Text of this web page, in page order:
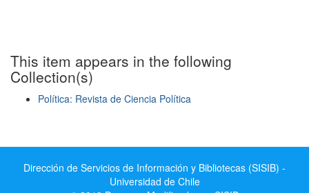
This item appears in the following
Collection(s)
Política: Revista de Ciencia Política
Dirección de Servicios de Información y Bibliotecas (SISIB) -
Universidad de Chile